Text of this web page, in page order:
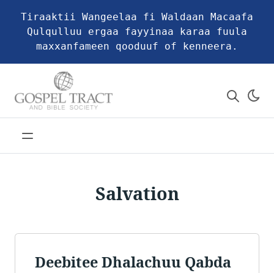
Tiraaktii Wangeelaa fi Waldaan Macaafa
Qulqulluu ergaa fayyinaa karaa fuula
maxxanfameen qooduuf of kenneera.
Salvation
Deebitee Dhalachuu Qabda